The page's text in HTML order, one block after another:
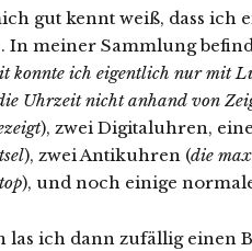
gut kennt weiß, dass ich
In meiner Sammlung
konnte ich eigentlich nur mit
Uhrzeit nicht anhand von
), zwei Digitaluhren,
), zwei Antikuhren (die
top), und noch einige
las ich dann zufällig einen